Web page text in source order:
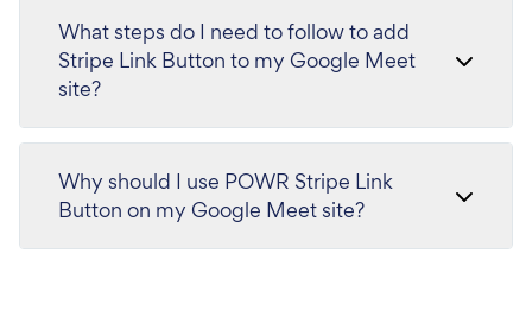
What steps do I need to follow to add
Stripe Link Button to my Google Meet
site?
Why should I use POWR Stripe Link
Button on my Google Meet site?